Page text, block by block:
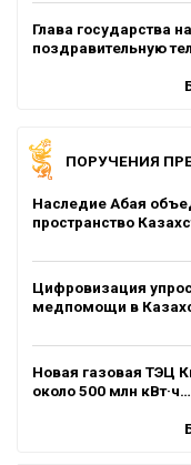
Глава государства
поздравительную
ПОРУЧЕНИЯ
Наследие Абая
пространство
Цифровизация
медпомощи в
Новая газовая ТЭЦ
около 500 млн кВт·ч…